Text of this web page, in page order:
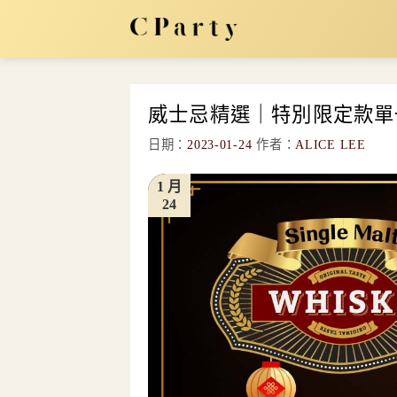
content
威士忌精選｜特別限定款
日期： 2023-01-24 作者： ALICE LEE
24
1 月